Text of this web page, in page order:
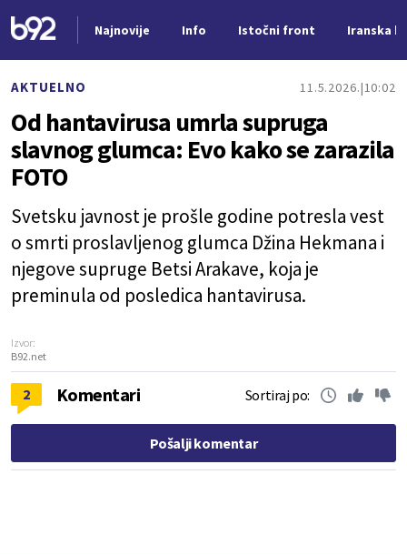
Najnovije Info Istočni front Iranska
AKTUELNO 11.5.2026. 10:02
Od hantavirusa umrla supruga
slavnog glumca: Evo kako se zarazila
FOTO
Svetsku javnost je prošle godine potresla vest
o smrti proslavljenog glumca Džina Hekmana i
njegove supruge Betsi Arakave, koja je
preminula od posledica hantavirusa.
Izvor:
B92.net
2 Komentari Sortiraj po:
Pošalji komentar